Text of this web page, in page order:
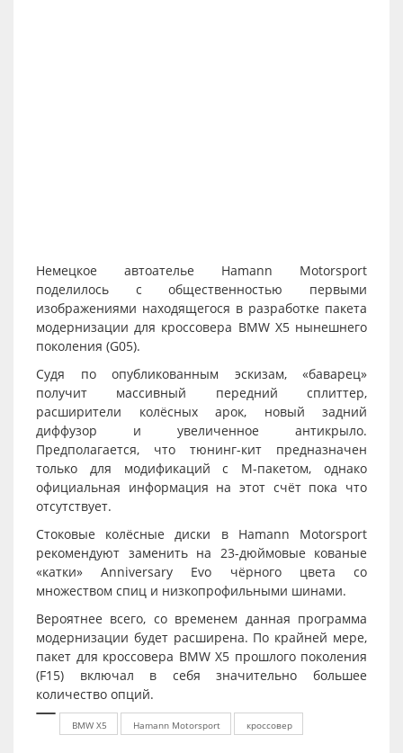
Немецкое автоателье Hamann Motorsport
поделилось с общественностью первыми
изображениями находящегося в разработке пакета
модернизации для кроссовера BMW X5 нынешнего
поколения (G05).
Судя по опубликованным эскизам, «баварец»
получит массивный передний сплиттер,
расширители колёсных арок, новый задний
диффузор и увеличенное антикрыло.
Предполагается, что тюнинг-кит предназначен
только для модификаций с M-пакетом, однако
официальная информация на этот счёт пока что
отсутствует.
Стоковые колёсные диски в Hamann Motorsport
рекомендуют заменить на 23-дюймовые кованые
«катки» Anniversary Evo чёрного цвета со
множеством спиц и низкопрофильными шинами.
Вероятнее всего, со временем данная программа
модернизации будет расширена. По крайней мере,
пакет для кроссовера BMW X5 прошлого поколения
(F15) включал в себя значительно большее
количество опций.
BMW X5 Hamann Motorsport кроссовер